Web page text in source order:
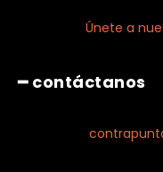
Únete a
━ contáctanos